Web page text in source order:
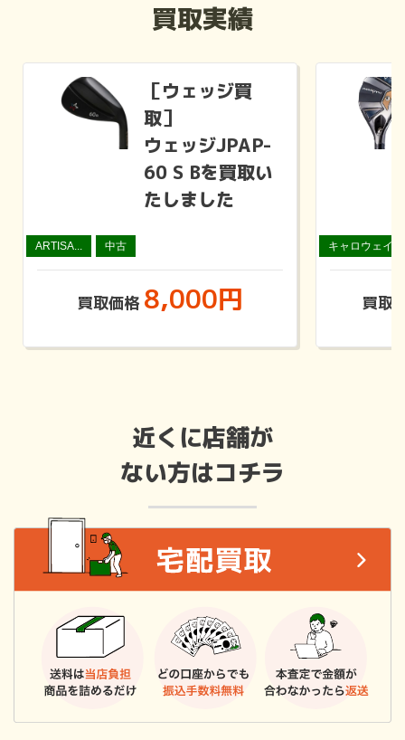
買取実績
［ウェッジ買
取］
ウェッジJPAP-
60 S Bを買取い
たしました
ARTISA... 中古
買取価格 8,000円
キャロウェイ
買取
近くに店舗が
ない方はコチラ